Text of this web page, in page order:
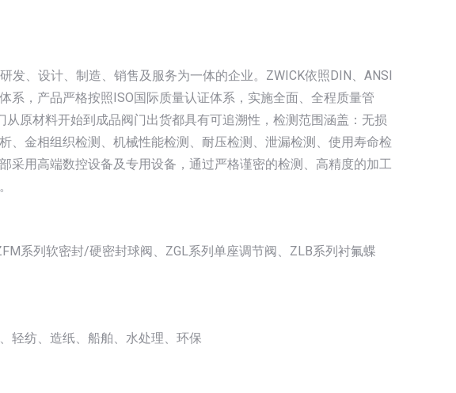
发、设计、制造、销售及服务为一体的企业。ZWICK依照DIN、ANSI
系，产品严格按照ISO国际质量认证体系，实施全面、全程质量管
原材料开始到成品阀门出货都具有可追溯性，检测范围涵盖：无损
、金相组织检测、机械性能检测、耐压检测、泄漏检测、使用寿命检
采用高端数控设备及专用设备，通过严格谨密的检测、高精度的加工
系列软密封/硬密封球阀、ZGL系列单座调节阀、ZLB系列衬氟蝶
轻纺、造纸、船舶、水处理、环保